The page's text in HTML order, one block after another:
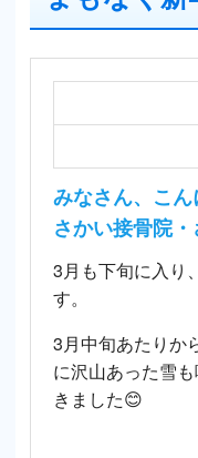
みなさん、こ
さかい接骨院・
3月も下旬に入り
す。
3月中旬あたりか
に沢山あった雪
きました😊